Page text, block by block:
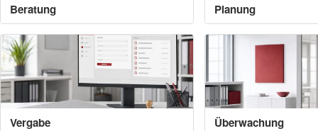
Beratung Planung
Vergabe Überwachung